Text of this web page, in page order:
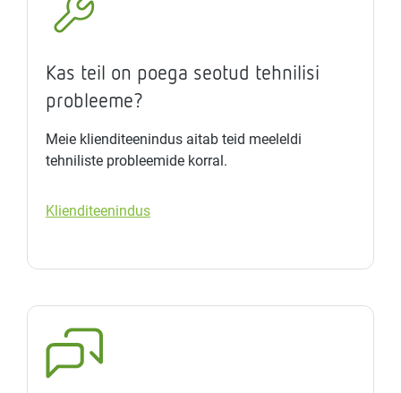
Kas teil on poega seotud tehnilisi
probleeme?
Meie klienditeenindus aitab teid meeleldi
tehniliste probleemide korral.
Klienditeenindus